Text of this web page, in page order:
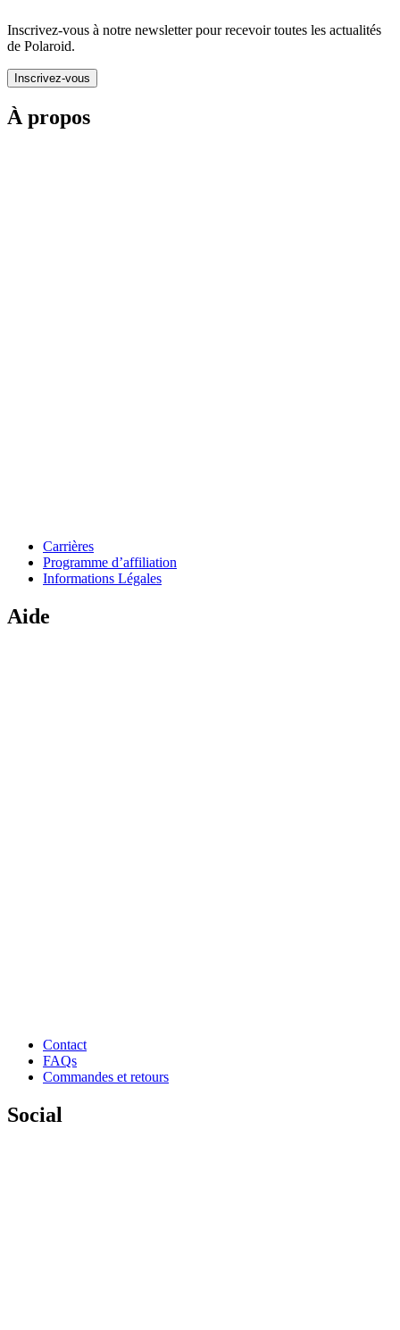
Inscrivez-vous à notre newsletter pour recevoir toutes les actualités
de Polaroid.
Inscrivez-vous
À propos
Carrières
Programme d’affiliation
Informations Légales
Aide
Contact
FAQs
Commandes et retours
Social